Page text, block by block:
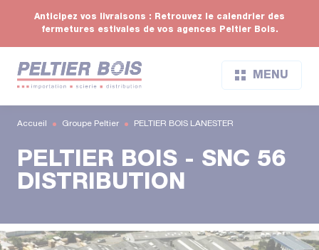
Anticipez vos livraisons : Retrouvez le calendrier des
fermetures estivales de vos agences Peltier Bois.
MENU
Accueil Groupe Peltier PELTIER BOIS LANESTER
PELTIER BOIS - SNC 56
DISTRIBUTION